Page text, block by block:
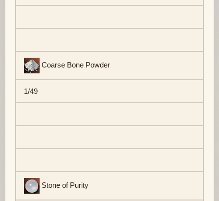
Coarse Bone Powder
1/49
Stone of Purity